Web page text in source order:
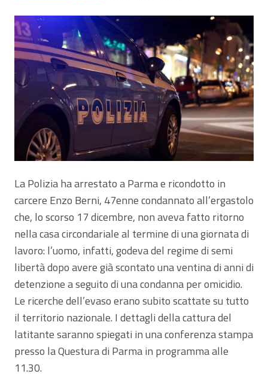
La Polizia ha arrestato a Parma e ricondotto in
carcere Enzo Berni, 47enne condannato all’ergastolo
che, lo scorso 17 dicembre, non aveva fatto ritorno
nella casa circondariale al termine di una giornata di
lavoro: l’uomo, infatti, godeva del regime di semi
libertà dopo avere già scontato una ventina di anni di
detenzione a seguito di una condanna per omicidio.
Le ricerche dell’evaso erano subito scattate su tutto
il territorio nazionale. I dettagli della cattura del
latitante saranno spiegati in una conferenza stampa
presso la Questura di Parma in programma alle
11.30.